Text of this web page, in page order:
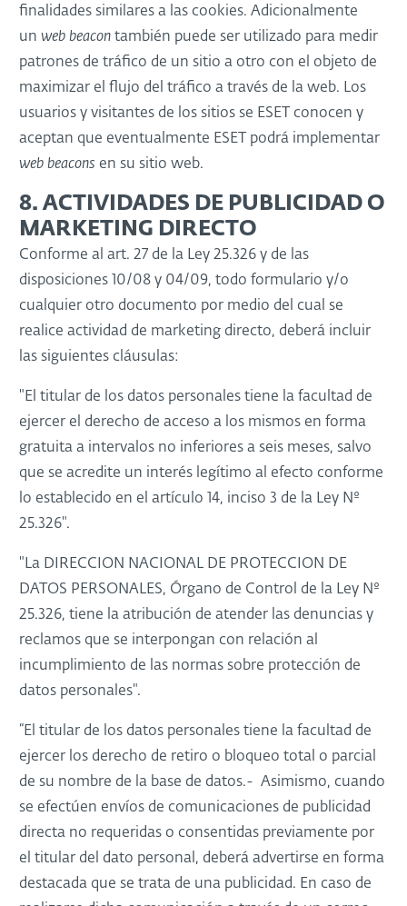
finalidades similares a las cookies. Adicionalmente
un web beacon también puede ser utilizado para medir
patrones de tráfico de un sitio a otro con el objeto de
maximizar el flujo del tráfico a través de la web. Los
usuarios y visitantes de los sitios se ESET conocen y
aceptan que eventualmente ESET podrá implementar
web beacons en su sitio web.
8. ACTIVIDADES DE PUBLICIDAD O
MARKETING DIRECTO
Conforme al art. 27 de la Ley 25.326 y de las
disposiciones 10/08 y 04/09, todo formulario y/o
cualquier otro documento por medio del cual se
realice actividad de marketing directo, deberá incluir
las siguientes cláusulas:
"El titular de los datos personales tiene la facultad de
ejercer el derecho de acceso a los mismos en forma
gratuita a intervalos no inferiores a seis meses, salvo
que se acredite un interés legítimo al efecto conforme
lo establecido en el artículo 14, inciso 3 de la Ley Nº
25.326".
"La DIRECCION NACIONAL DE PROTECCION DE
DATOS PERSONALES, Órgano de Control de la Ley Nº
25.326, tiene la atribución de atender las denuncias y
reclamos que se interpongan con relación al
incumplimiento de las normas sobre protección de
datos personales".
“El titular de los datos personales tiene la facultad de
ejercer los derecho de retiro o bloqueo total o parcial
de su nombre de la base de datos.- Asimismo, cuando
se efectúen envíos de comunicaciones de publicidad
directa no requeridas o consentidas previamente por
el titular del dato personal, deberá advertirse en forma
destacada que se trata de una publicidad. En caso de